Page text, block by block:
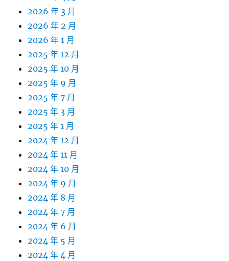
2026 年 3 月
2026 年 2 月
2026 年 1 月
2025 年 12 月
2025 年 10 月
2025 年 9 月
2025 年 7 月
2025 年 3 月
2025 年 1 月
2024 年 12 月
2024 年 11 月
2024 年 10 月
2024 年 9 月
2024 年 8 月
2024 年 7 月
2024 年 6 月
2024 年 5 月
2024 年 4 月